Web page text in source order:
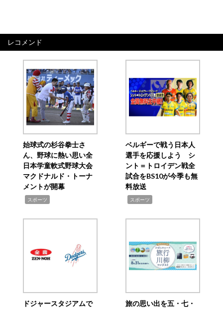
レコメンド
始球式の杉谷拳士さ
ん、野球に熱い思い全
日本学童軟式野球大会
マクドナルド・トーナ
メントが開幕
スポーツ
ベルギーで戦う日本人
選手を応援しよう シ
ント＝トロイデン戦全
試合をBS10が今季も無
料放送
スポーツ
ドジャースタジアムで
旅の思い出を五・七・